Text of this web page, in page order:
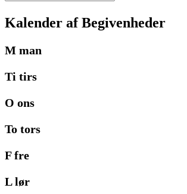
Kalender af Begivenheder
M man
Ti tirs
O ons
To tors
Ffre
Llør